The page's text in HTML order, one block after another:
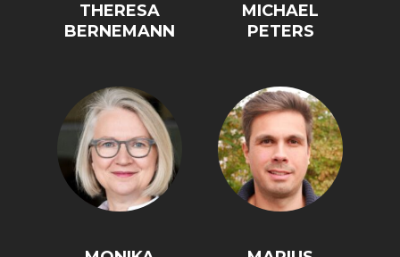
DIE NÄCHSTE STUFE DER
GESELLSCHAFT
THERESA
BERNEMANN
MICHAEL
PETERS